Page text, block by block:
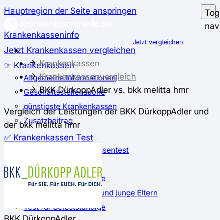
Hauptregion der Seite anspringen
Krankenkasseninfo
Jetzt Krankenkassen vergleichen
☞ Krankenkassen
Allgemeine Informationen
Geschäftsstellensuche
günstigste Krankenkassen
Zusatzbeitrag
✅ Krankenkassen Test
Der große Krankenkassentest
Test für Studierende
Test für Auszubildende
Test für Schwangere und junge Eltern
Test für Selbstständige
Jetzt vergleichen
Krankenkassen
Krankenkassenvergleich
BKK DürkoppAdler vs. bkk melitta hmr
Vergleich der Leistungen der BKK DürkoppAdler und
der bkk melitta hmr